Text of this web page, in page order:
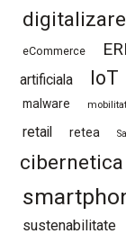
digitalizare
eCommerce
artificiala
IoT
malware
retail retea
cibernetica
sustenabilitate